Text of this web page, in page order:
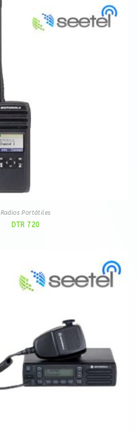
Radios Portátiles
DTR 720